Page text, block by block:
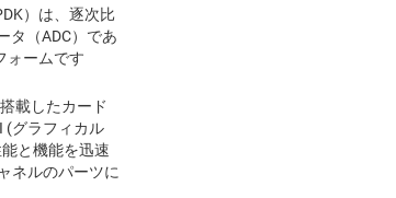
）は、逐次比
タ（ADC）であ
ォームです
載したカード
(グラフィカル
と機能を迅速
ネルのパーツに